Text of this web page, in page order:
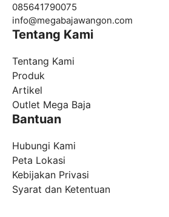
085641790075
info@megabajawangon.com
Tentang Kami
Tentang Kami
Produk
Artikel
Outlet Mega Baja
Bantuan
Hubungi Kami
Peta Lokasi
Kebijakan Privasi
Syarat dan Ketentuan